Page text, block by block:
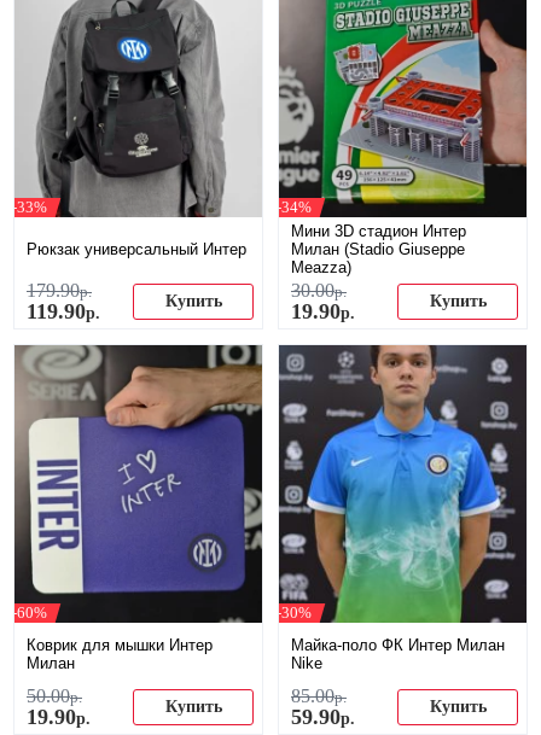
-33%
Рюкзак универсальный Интер
179.90р.
119.90р.
Купить
-34%
Мини 3D стадион Интер
Милан (Stadio Giuseppe
Meazza)
30.00р.
19.90р.
Купить
-60%
Коврик для мышки Интер
Милан
50.00р.
19.90р.
Купить
-30%
Майка-поло ФК Интер Милан
Nike
85.00р.
59.90р.
Купить